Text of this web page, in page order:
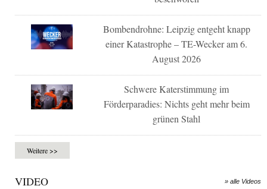
Bombendrohne: Leipzig entgeht knapp
einer Katastrophe – TE-Wecker am 6.
August 2026
Schwere Katerstimmung im
Förderparadies: Nichts geht mehr beim
grünen Stahl
Weitere >>
VIDEO » alle Videos